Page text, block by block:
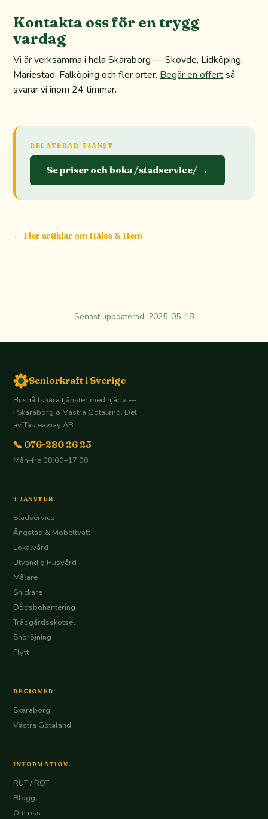
Kontakta oss för en trygg
vardag
Vi är verksamma i hela Skaraborg — Skövde, Lidköping,
Mariestad, Falköping och fler orter. Begär en offertså
svarar vi inom 24 timmar.
RELATERAD TJÄNST
Se priser och boka /stadservice/ →
← Fler artiklar om Hälsa & Hem
Senast uppdaterad: 2025-05-18
Seniorkraft i Sverige
Hushållsnära tjänster med hjärta —
i Skaraborg & Västra Götaland. Del
av Tasteaway AB.
📞 076-280 26 25
Mån–fre 08:00–17:00
TJÄNSTER
Städservice
Ångstäd & Möbeltvätt
Lokalvård
Utvändig Husvård
Målare
Snickare
Dödsbohantering
Trädgårdsskötsel
Snöröjning
Flytt
REGIONER
Skaraborg
Västra Götaland
INFORMATION
RUT / ROT
Blogg
Om oss